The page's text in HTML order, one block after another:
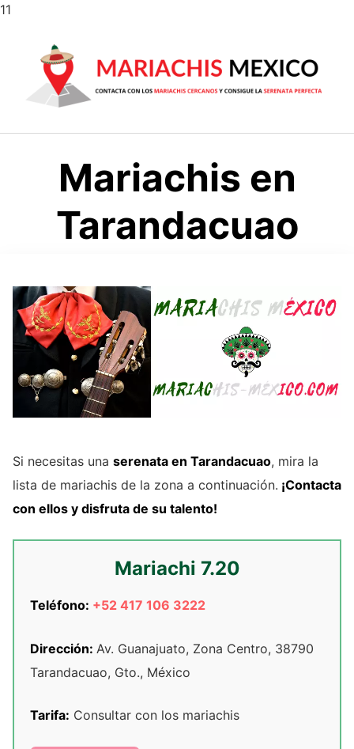
11
contenido
Mariachis en
Tarandacuao
Si necesitas una serenata en Tarandacuao, mira la
lista de mariachis de la zona a continuación. ¡Contacta
con ellos y disfruta de su talento!
Mariachi 7.20
Teléfono: +52 417 106 3222
Dirección: Av. Guanajuato, Zona Centro, 38790
Tarandacuao, Gto., México
Tarifa: Consultar con los mariachis